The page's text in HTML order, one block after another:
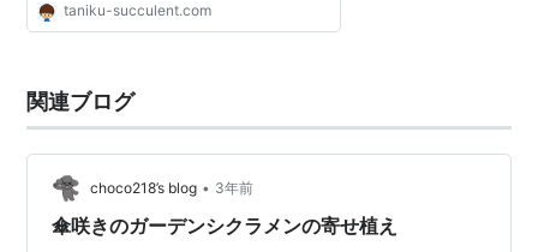
taniku-succulent.com
関連ブログ
choco218’s blog • 3年前
傘咲きのガーデンシクラメンの寄せ植え